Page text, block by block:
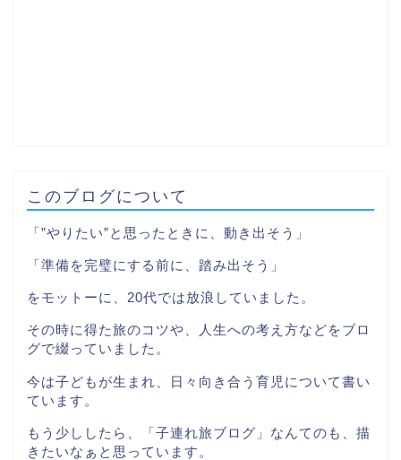
このブログについて
「”やりたい”と思ったときに、動き出そう」
「準備を完璧にする前に、踏み出そう」
をモットーに、20代では放浪していました。
その時に得た旅のコツや、人生への考え方などをブロ
グで綴っていました。
今は子どもが生まれ、日々向き合う育児について書い
ています。
もう少ししたら、「子連れ旅ブログ」なんてのも、描
きたいなぁと思っています。